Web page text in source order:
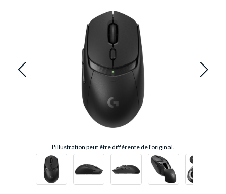
L'illustration peut être différente de l'original.